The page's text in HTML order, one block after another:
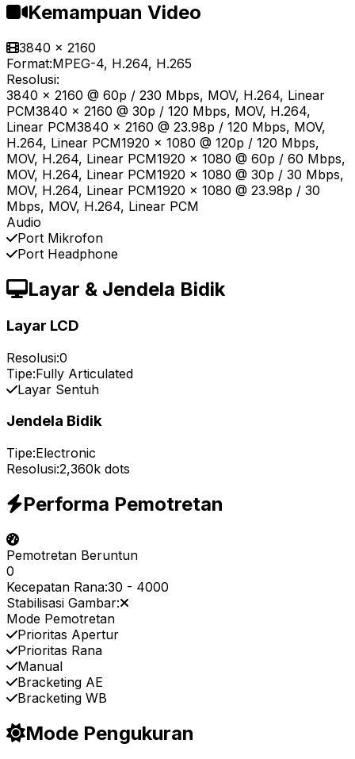
Kemampuan Video
3840 x 2160
Format:MPEG-4, H.264, H.265
Resolusi:
3840 x 2160 @ 60p / 230 Mbps, MOV, H.264, Linear
PCM3840 x 2160 @ 30p / 120 Mbps, MOV, H.264,
Linear PCM3840 x 2160 @ 23.98p / 120 Mbps, MOV,
H.264, Linear PCM1920 x 1080 @ 120p / 120 Mbps,
MOV, H.264, Linear PCM1920 x 1080 @ 60p / 60 Mbps,
MOV, H.264, Linear PCM1920 x 1080 @ 30p / 30 Mbps,
MOV, H.264, Linear PCM1920 x 1080 @ 23.98p / 30
Mbps, MOV, H.264, Linear PCM
Audio
Port Mikrofon
Port Headphone
Layar & Jendela Bidik
Layar LCD
Resolusi:0
Tipe:Fully Articulated
Layar Sentuh
Jendela Bidik
Tipe:Electronic
Resolusi:2,360k dots
Performa Pemotretan
Pemotretan Beruntun
0
Kecepatan Rana:30 - 4000
Stabilisasi Gambar:
Mode Pemotretan
Prioritas Apertur
Prioritas Rana
Manual
Bracketing AE
Bracketing WB
Mode Pengukuran